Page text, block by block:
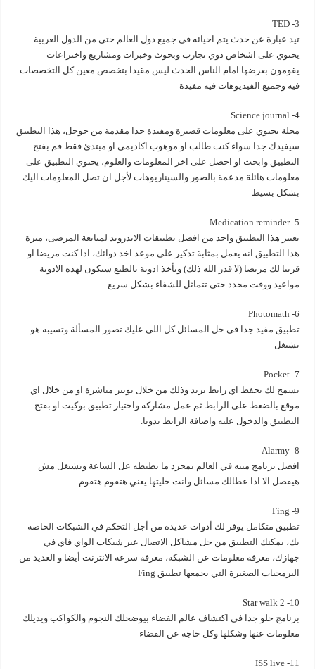
3- TED
تيد عبارة عن حدث يتم احيائه في جميع دول العالم حتى من الدول العربية
يحتوي على اشخاص ذوي تجارب وبحوث وخبرات ومشاريع واختراعات
يقومون بعرضها امام الناس الحدث ليس مقيدا بتخصص معين كل التخصصات
فيه وجميع الفيديوهات فيه مفيدة
4- Science journal
مجلة تحتوي على معلومات قصيرة ومفيدة جدا مقدمة من جوجل، هذا التطبيق
سيفيدك جدا سواء كنت طالب او موهوب اكاديمي او مبتدئ فقط قم بفتح
التطبيق وابحث او احصل على اخر المعلومات والعلوم، يحتوي التطبيق على
معلومات هائلة مدعمة بالصور والسيناريوهات لأجل ان تصل المعلومات اليك
بشكل بسيط
5- Medication reminder
يعتبر هذا التطبيق واحد من افضل تطبيقات الاندرويد لمتابعة المرضى، ميزة
هذا التطبيق انه يعمل بمثابة تذكير على موعد اخذ دوائك، اذا كنت مريضا او
قريبا لك مريضا (لا قدر الله ذلك) وتأخذ ادوية بالطبع سيكون لهذه الادوية
مواعيد ووقت محدد حتى تتماثل للشفاء بشكل سريع
6- Photomath
تطبيق مفيد جدا في حل المسائل كل اللي عليك تصور المسألة وتسيبه هو
يشتغل
7- Pocket
يسمح لك بحفظ اي رابط تريد وذلك من خلال تويتر مباشرة او من خلال اي
موقع بالضغط على الرابط ثم عمل مشاركة واختيار تطبيق بوكيت او بفتح
التطبيق والدخول عليه واضافة الرابط يدويا.
8- Alarmy
افضل برنامج منبه في العالم بمجرد ما تظبطه عل الساعة ويشتغل مش
هيفصل الا اذا عطالك مسائل وانت حليتها يعني هتقوم هتقوم
9- Fing
تطبيق متكامل يوفر لك أدوات عديدة من أجل التحكم في الشبكات الخاصة
بك، يمكنك التطبيق من حل مشاكل الاتصال عبر شبكات الواي فاي في
جهازك، معرفة معلومات عن الشبكة، معرفة سرعة الانترنت أيضا و العديد من
البرمجيات الصغيرة التي يجمعها تطبيق Fing
10- Star walk 2
برنامج حلو جدا في اكتشاف عالم الفضاء بيوضحلك النجوم والكواكب ويديلك
معلومات عنها وشكلها وكل حاجة عن الفضاء
11- ISS live